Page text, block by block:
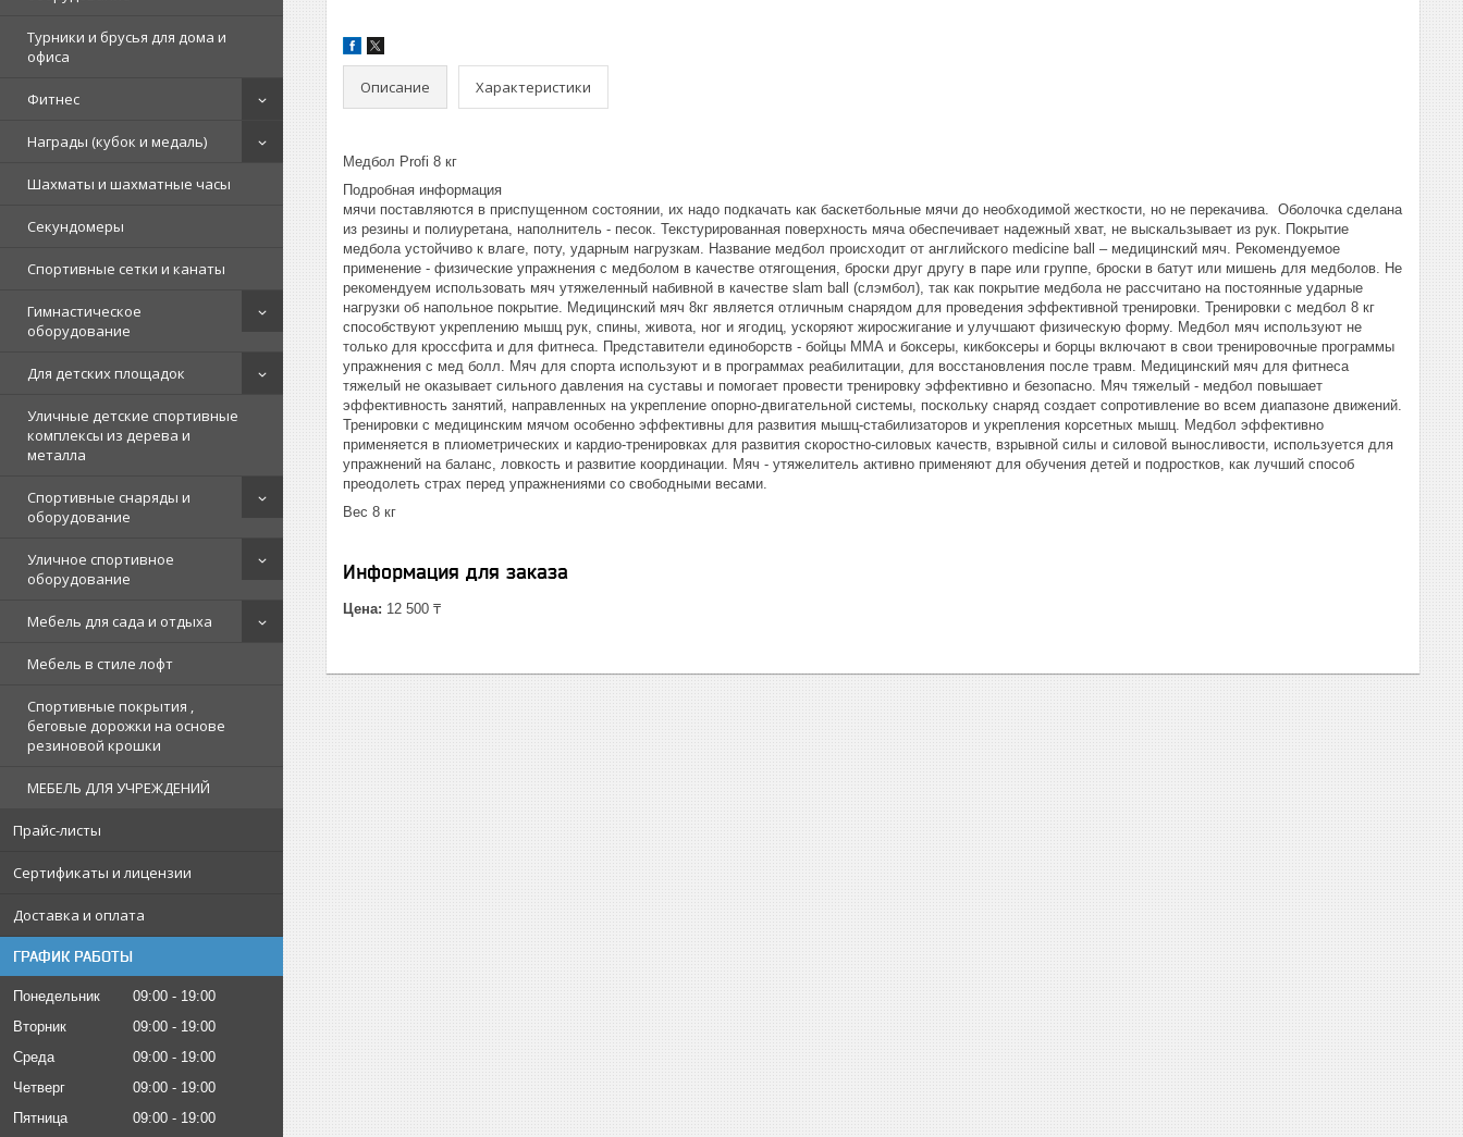
Турники и брусья для дома и
офиса
Фитнес
Награды (кубок и медаль)
Шахматы и шахматные часы
Секундомеры
Спортивные сетки и канаты
Гимнастическое
оборудование
Для детских площадок
Уличные детские спортивные
комплексы из дерева и
металла
Спортивные снаряды и
оборудование
Уличное спортивное
оборудование
Мебель для сада и отдыха
Мебель в стиле лофт
Спортивные покрытия ,
беговые дорожки на основе
резиновой крошки
МЕБЕЛЬ ДЛЯ УЧРЕЖДЕНИЙ
Прайс-листы
Сертификаты и лицензии
Доставка и оплата
ГРАФИК РАБОТЫ
Понедельник 09:00
19:00
Вторник
09:00
19:00
Среда
09:00
19:00
Четверг
09:00
19:00
Пятница
09:00
19:00
Описание Характеристики
Медбол Profi 8 кг
Подробная информация
мячи поставляются в приспущенном состоянии, их надо подкачать как баскетбольные мячи до необходимой жесткости, но не перекачива. Оболочка сделана
из резины и полиуретана, наполнитель - песок. Текстурированная поверхность мяча обеспечивает надежный хват, не выскальзывает из рук. Покрытие
медбола устойчиво к влаге, поту, ударным нагрузкам. Название медбол происходит от английского medicine ball – медицинский мяч. Рекомендуемое
применение - физические упражнения с медболом в качестве отягощения, броски друг другу в паре или группе, броски в батут или мишень для медболов. Не
рекомендуем использовать мяч утяжеленный набивной в качестве slam ball (слэмбол), так как покрытие медбола не рассчитано на постоянные ударные
нагрузки об напольное покрытие. Медицинский мяч 8кг является отличным снарядом для проведения эффективной тренировки. Тренировки с медбол 8 кг
способствуют укреплению мышц рук, спины, живота, ног и ягодиц, ускоряют жиросжигание и улучшают физическую форму. Медбол мяч используют не
только для кроссфита и для фитнеса. Представители единоборств - бойцы ММА и боксеры, кикбоксеры и борцы включают в свои тренировочные программы
упражнения с мед болл. Мяч для спорта используют и в программах реабилитации, для восстановления после травм. Медицинский мяч для фитнеса
тяжелый не оказывает сильного давления на суставы и помогает провести тренировку эффективно и безопасно. Мяч тяжелый - медбол повышает
эффективность занятий, направленных на укрепление опорно-двигательной системы, поскольку снаряд создает сопротивление во всем диапазоне движений.
Тренировки с медицинским мячом особенно эффективны для развития мышц-стабилизаторов и укрепления корсетных мышц. Медбол эффективно
применяется в плиометрических и кардио-тренировках для развития скоростно-силовых качеств, взрывной силы и силовой выносливости, используется для
упражнений на баланс, ловкость и развитие координации. Мяч - утяжелитель активно применяют для обучения детей и подростков, как лучший способ
преодолеть страх перед упражнениями со свободными весами.
Вес 8 кг
Информация для заказа
Цена: 12 500 ₸